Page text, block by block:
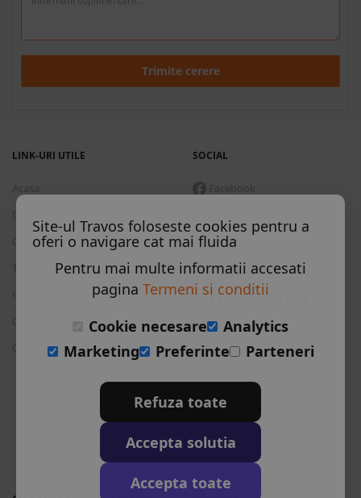
Trimite cerere
LINK-URI UTILE
Acasa
Contact
Termeni si conditii
Intrebari frecvente
Cum functioneaza
Cauta rezervare
SOCIAL
Facebook
Instagram
Skype
Vizitati Bulgaria
Vizitati Grecia
Vizitati Turcia
Vizitati Spania
Vizitati Croatia
Site-ul Travos foloseste cookies pentru a
oferi o navigare cat mai fluida
Pentru mai multe informatii accesati
pagina Termeni si conditii
Cookie necesare
Analytics
Marketing
Preferinte Parteneri
Refuza toate
Accepta solutia
Accepta toate